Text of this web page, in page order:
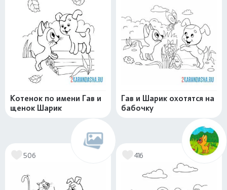
Котенок по имени Гав и
щенок Шарик
Гав и Шарик охотятся на
бабочку
506 416